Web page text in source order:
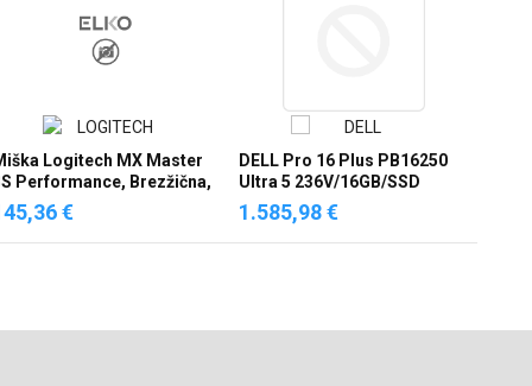
Logitech MX Master
Performance, Brezžična,
Bolt polnilna grafitna
€
DELL Pro 16 Plus PB16250
Ultra 5 236V/16GB/SSD
512GB/W11Pro
1.585,98 €